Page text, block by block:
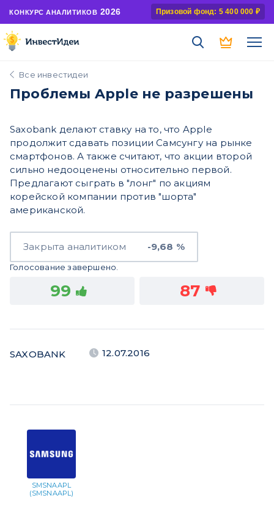
КОНКУРС АНАЛИТИКОВ 2026 Призовой фонд: 5 400 000 ₽
Все инвестидеи
Проблемы Apple не разрешены
Saxobank делают ставку на то, что Apple
продолжит сдавать позиции Самсунгу на рынке
смартфонов. А также считают, что акции второй
сильно недооценены относительно первой.
Предлагают сыграть в "лонг" по акциям
корейской компании против "шорта"
американской.
Закрыта аналитиком -9,68 %
Голосование завершено.
99 87
SAXOBANK 12.07.2016
SMSNAAPL
(SMSNAAPL)